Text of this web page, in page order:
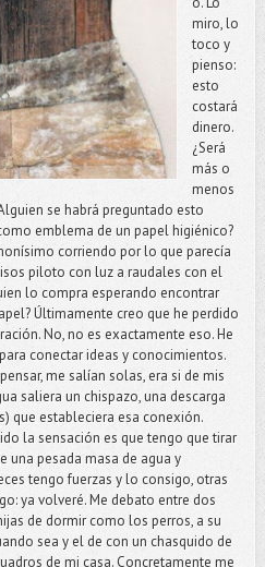
miro, lo
toco y
pienso:
esto
costará
dinero.
¿Será
más o
menos
se habrá preguntado esto
emblema de un papel higiénico?
corriendo por lo que parecía
piloto con luz a raudales con el
lo compra esperando encontrar
Últimamente creo que he perdido
No, no es exactamente eso. He
conectar ideas y conocimientos.
me salían solas, era si de mis
saliera un chispazo, una descarga
que estableciera esa conexión.
la sensación es que tengo que tirar
una pesada masa de agua y
tengo fuerzas y lo consigo, otras
ya volveré. Me debato entre dos
de dormir como los perros, a su
sea y el de con un chasquido de
de mi casa. Concretamente me